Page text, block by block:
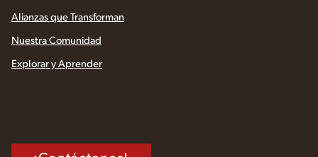
Alianzas que Transforman
Nuestra Comunidad
Explorar y Aprender